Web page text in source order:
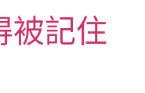
被記住